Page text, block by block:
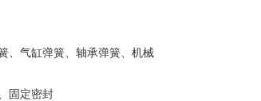
、气缸弹簧、轴承弹簧、机械
固定密封